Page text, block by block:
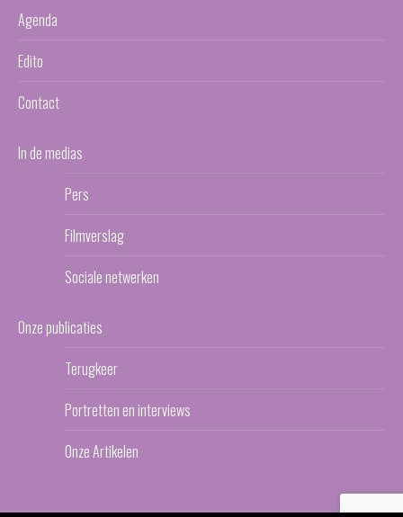
Agenda
Edito
Contact
In de medias
Pers
Filmverslag
Sociale netwerken
Onze publicaties
Terugkeer
Portretten en interviews
Onze Artikelen